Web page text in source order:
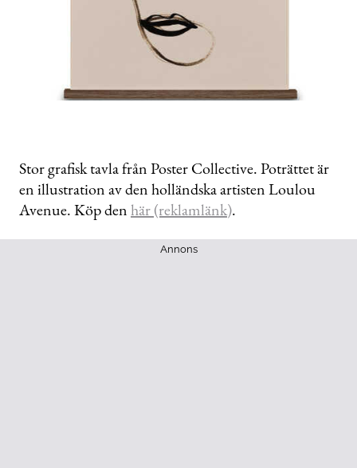
Stor grafisk tavla från Poster Collective. Poträttet är
en illustration av den holländska artisten Loulou
Avenue. Köp denhär (reklamlänk).
Annons